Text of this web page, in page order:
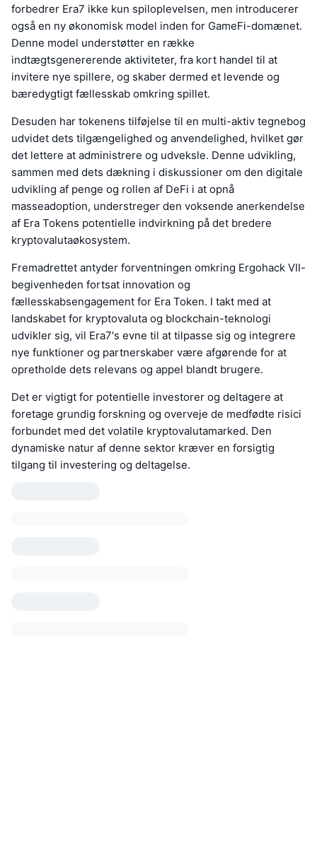
forbedrer Era7 ikke kun spiloplevelsen, men introducerer
også en ny økonomisk model inden for GameFi-domænet.
Denne model understøtter en række
indtægtsgenererende aktiviteter, fra kort handel til at
invitere nye spillere, og skaber dermed et levende og
bæredygtigt fællesskab omkring spillet.
Desuden har tokenens tilføjelse til en multi-aktiv tegnebog
udvidet dets tilgængelighed og anvendelighed, hvilket gør
det lettere at administrere og udveksle. Denne udvikling,
sammen med dets dækning i diskussioner om den digitale
udvikling af penge og rollen af DeFi i at opnå
masseadoption, understreger den voksende anerkendelse
af Era Tokens potentielle indvirkning på det bredere
kryptovalutaøkosystem.
Fremadrettet antyder forventningen omkring Ergohack VII-
begivenheden fortsat innovation og
fællesskabsengagement for Era Token. I takt med at
landskabet for kryptovaluta og blockchain-teknologi
udvikler sig, vil Era7's evne til at tilpasse sig og integrere
nye funktioner og partnerskaber være afgørende for at
opretholde dets relevans og appel blandt brugere.
Det er vigtigt for potentielle investorer og deltagere at
foretage grundig forskning og overveje de medfødte risici
forbundet med det volatile kryptovalutamarked. Den
dynamiske natur af denne sektor kræver en forsigtig
tilgang til investering og deltagelse.